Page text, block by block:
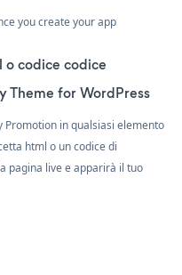
you create your app
codice codice
Theme for WordPress
Promotion in qualsiasi elemento
html o un codice di
pagina live e apparirà il tuo